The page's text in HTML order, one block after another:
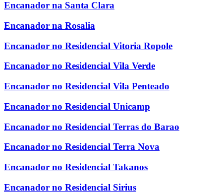
Encanador na Santa Clara
Encanador na Rosalia
Encanador no Residencial Vitoria Ropole
Encanador no Residencial Vila Verde
Encanador no Residencial Vila Penteado
Encanador no Residencial Unicamp
Encanador no Residencial Terras do Barao
Encanador no Residencial Terra Nova
Encanador no Residencial Takanos
Encanador no Residencial Sirius